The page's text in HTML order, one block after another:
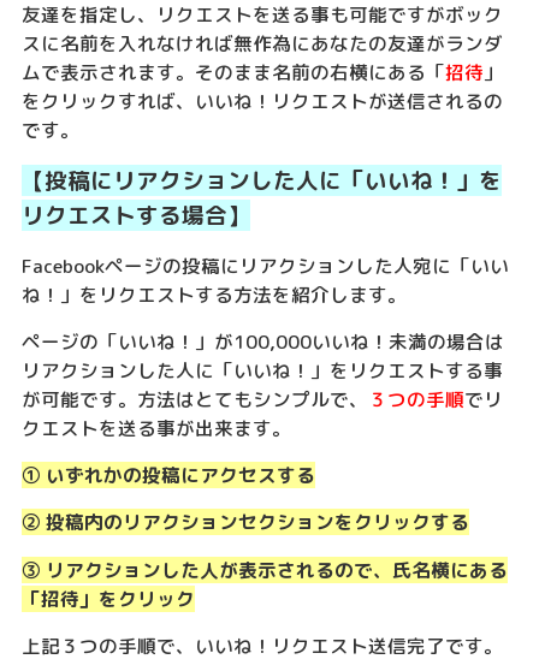
友達を指定し、リクエストを送る事も可能ですがボック
スに名前を入れなければ無作為にあなたの友達がランダ
ムで表示されます。そのまま名前の右横にある「招待 」
をクリックすれば、いいね！リクエストが送信されるの
です。
【投稿にリアクションした人に「いいね！」を
リクエストする場合】
Facebookページの投稿にリアクションした人宛に「いい
ね！」をリクエストする方法を紹介します。
ページの「いいね！」が100,000いいね！未満の場合は
リアクションした人に「いいね！」をリクエストする事
が可能です。方法はとてもシンプルで、
３つの手順でリ
クエストを送る事が出来ます。
① いずれかの投稿にアクセスする
② 投稿内のリアクションセクションをクリックする
③ リアクションした人が表示されるので、氏名横にある
「招待」をクリック
上記３つの手順で、いいね！リクエスト送信完了です。